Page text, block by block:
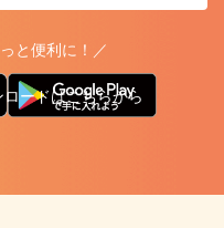
と便利に！／
ードはこちらから